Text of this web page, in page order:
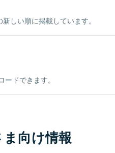
しい順に掲載しています。
ドできます。
向け情報